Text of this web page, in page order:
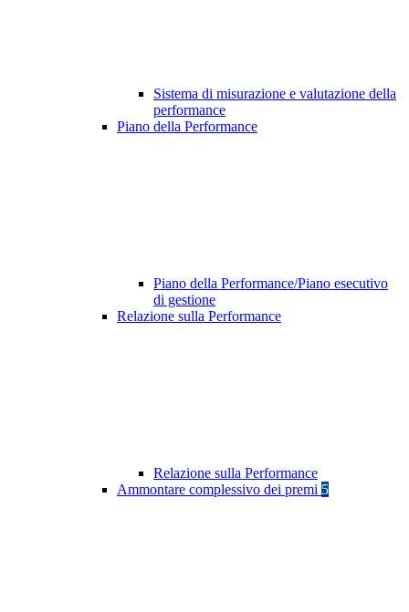
Sistema di misurazione e valutazione della
performance
Piano della Performance
Piano della Performance/Piano esecutivo
di gestione
Relazione sulla Performance
Relazione sulla Performance
Ammontare complessivo dei premi 5